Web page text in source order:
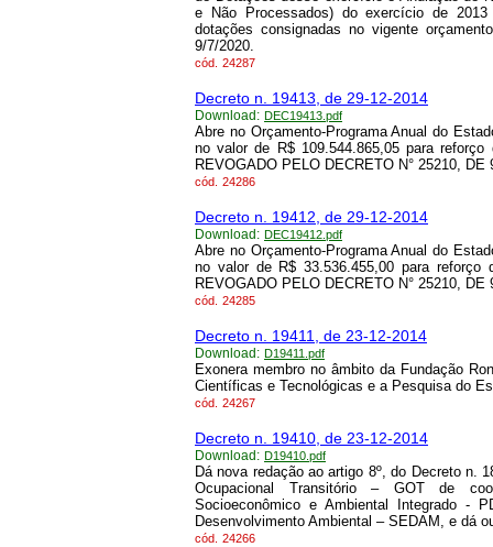
e Não Processados) do exercício de
dotações consignadas no vigente
9/7/2020.
cód. 24287
Decreto n. 19413, de 29-12-2014
Download: DEC19413.pdf
Abre no Orçamento-Programa Anual do
no valor de R$ 109.544.865,05 para
REVOGADO PELO DECRETO N° 25210, DE
cód. 24286
Decreto n. 19412, de 29-12-2014
Download: DEC19412.pdf
Abre no Orçamento-Programa Anual do
no valor de R$ 33.536.455,00 para reforço
REVOGADO PELO DECRETO N° 25210, DE
cód. 24285
Decreto n. 19411, de 23-12-2014
Download: D19411.pdf
Exonera membro no âmbito da Fundação
Científicas e Tecnológicas e a Pesquisa do
cód. 24267
Decreto n. 19410, de 23-12-2014
Download: D19410.pdf
Dá nova redação ao artigo 8º, do Decreto n.
Ocupacional Transitório – GOT de
Socioeconômico e Ambiental Integrado -
Desenvolvimento Ambiental – SEDAM, e dá
cód. 24266